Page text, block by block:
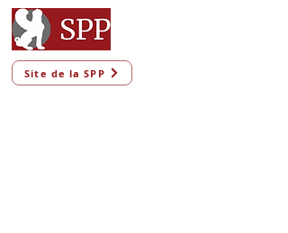
Site de la SPP